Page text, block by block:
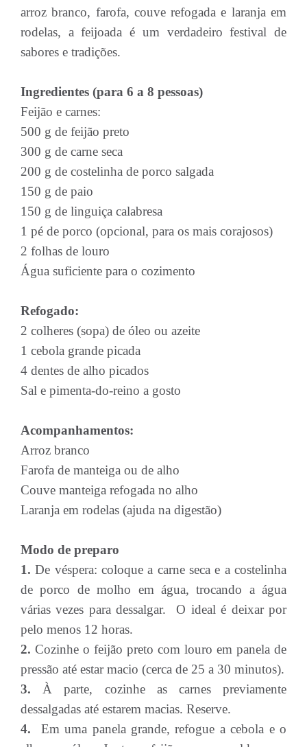
arroz branco, farofa, couve refogada e laranja em
rodelas, a feijoada é um verdadeiro festival de
sabores e tradições.
Ingredientes (para 6 a 8 pessoas)
Feijão e carnes:
500 g de feijão preto
300 g de carne seca
200 g de costelinha de porco salgada
150 g de paio
150 g de linguiça calabresa
1 pé de porco (opcional, para os mais corajosos)
2 folhas de louro
Água suficiente para o cozimento
Refogado:
2 colheres (sopa) de óleo ou azeite
1 cebola grande picada
4 dentes de alho picados
Sal e pimenta-do-reino a gosto
Acompanhamentos:
Arroz branco
Farofa de manteiga ou de alho
Couve manteiga refogada no alho
Laranja em rodelas (ajuda na digestão)
Modo de preparo
1. De véspera: coloque a carne seca e a costelinha
de porco de molho em água, trocando a água
várias vezes para dessalgar. O ideal é deixar por
pelo menos 12 horas.
2. Cozinhe o feijão preto com louro em panela de
pressão até estar macio (cerca de 25 a 30 minutos).
3. À parte, cozinhe as carnes previamente
dessalgadas até estarem macias. Reserve.
4. Em uma panela grande, refogue a cebola e o